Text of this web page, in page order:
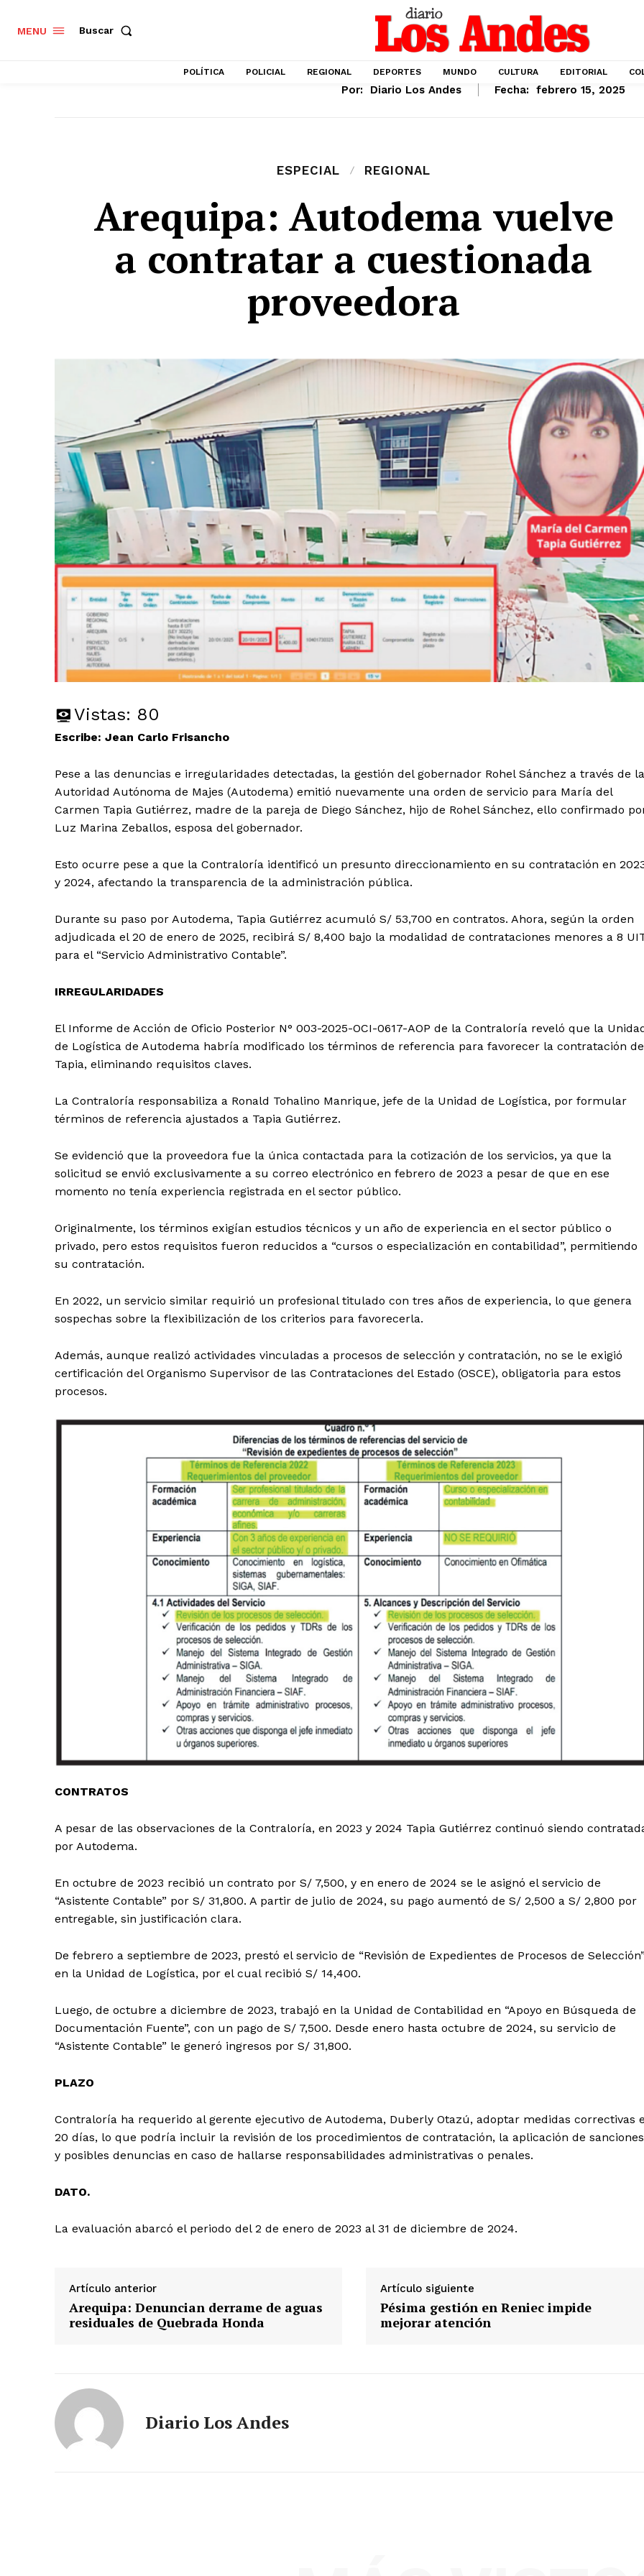
SUSCRIBETE
Diario los Andes
Nosotros
Contacto
Prensa
MENU Buscar
POLÍTICA POLICIAL REGIONAL DEPORTES MUNDO CULTURA EDITORIAL
Por: Diario Los Andes Fecha: febrero 15, 2025
ESPECIAL REGIONAL
Arequipa: Autodema vuelve
a contratar a cuestionada
proveedora
Vistas: 80
Escribe: Jean Carlo Frisancho
Pese a las denuncias e irregularidades detectadas, la gestión del gobernador Rohel Sánchez a través de la
Autoridad Autónoma de Majes (Autodema) emitió nuevamente una orden de servicio para María del
Carmen Tapia Gutiérrez, madre de la pareja de Diego Sánchez, hijo de Rohel Sánchez, ello confirmado
Luz Marina Zeballos, esposa del gobernador.
Esto ocurre pese a que la Contraloría identificó un presunto direccionamiento en su contratación en
y 2024, afectando la transparencia de la administración pública.
Durante su paso por Autodema, Tapia Gutiérrez acumuló S/ 53,700 en contratos. Ahora, según la orden
adjudicada el 20 de enero de 2025, recibirá S/ 8,400 bajo la modalidad de contrataciones menores a 8
para el “Servicio Administrativo Contable”.
IRREGULARIDADES
El Informe de Acción de Oficio Posterior N° 003-2025-OCI-0617-AOP de la Contraloría reveló que la
de Logística de Autodema habría modificado los términos de referencia para favorecer la contratación de
Tapia, eliminando requisitos claves.
La Contraloría responsabiliza a Ronald Tohalino Manrique, jefe de la Unidad de Logística, por formular
términos de referencia ajustados a Tapia Gutiérrez.
Se evidenció que la proveedora fue la única contactada para la cotización de los servicios, ya que la
solicitud se envió exclusivamente a su correo electrónico en febrero de 2023 a pesar de que en ese
momento no tenía experiencia registrada en el sector público.
Originalmente, los términos exigían estudios técnicos y un año de experiencia en el sector público o
privado, pero estos requisitos fueron reducidos a “cursos o especialización en contabilidad”, permitiendo
su contratación.
En 2022, un servicio similar requirió un profesional titulado con tres años de experiencia, lo que genera
sospechas sobre la flexibilización de los criterios para favorecerla.
Además, aunque realizó actividades vinculadas a procesos de selección y contratación, no se le exigió
certificación del Organismo Supervisor de las Contrataciones del Estado (OSCE), obligatoria para estos
procesos.
CONTRATOS
A pesar de las observaciones de la Contraloría, en 2023 y 2024 Tapia Gutiérrez continuó siendo
por Autodema.
En octubre de 2023 recibió un contrato por S/ 7,500, y en enero de 2024 se le asignó el servicio de
“Asistente Contable” por S/ 31,800. A partir de julio de 2024, su pago aumentó de S/ 2,500 a S/ 2,800 por
entregable, sin justificación clara.
De febrero a septiembre de 2023, prestó el servicio de “Revisión de Expedientes de Procesos de
en la Unidad de Logística, por el cual recibió S/ 14,400.
Luego, de octubre a diciembre de 2023, trabajó en la Unidad de Contabilidad en “Apoyo en Búsqueda de
Documentación Fuente”, con un pago de S/ 7,500. Desde enero hasta octubre de 2024, su servicio de
“Asistente Contable” le generó ingresos por S/ 31,800.
PLAZO
Contraloría ha requerido al gerente ejecutivo de Autodema, Duberly Otazú, adoptar medidas correctivas
20 días, lo que podría incluir la revisión de los procedimientos de contratación, la aplicación de sanciones
y posibles denuncias en caso de hallarse responsabilidades administrativas o penales.
DATO.
La evaluación abarcó el periodo del 2 de enero de 2023 al 31 de diciembre de 2024.
Artículo anterior
Arequipa: Denuncian derrame de aguas
residuales de Quebrada Honda
Artículo siguiente
Pésima gestión en Reniec impide
mejorar atención
Diario Los Andes